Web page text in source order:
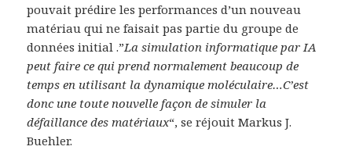
pouvait prédire les performances d’un nouveau
matériau qui ne faisait pas partie du groupe de
données initial .”La simulation informatique par IA
peut faire ce qui prend normalement beaucoup de
temps en utilisant la dynamique moléculaire…C’est
donc une toute nouvelle façon de simuler la
défaillance des matériaux“, se réjouit Markus J.
Buehler.